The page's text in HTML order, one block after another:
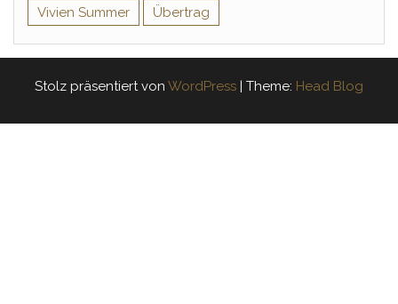
Vivien Summer
Übertrag
Stolz präsentiert von WordPress | Theme: Head Blog